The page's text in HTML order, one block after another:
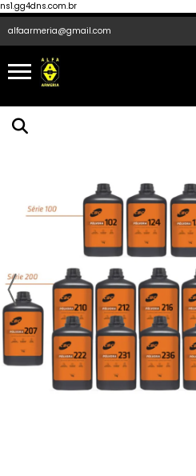
ns1.gg4dns.com.br
alfaarmeria@gmail.com